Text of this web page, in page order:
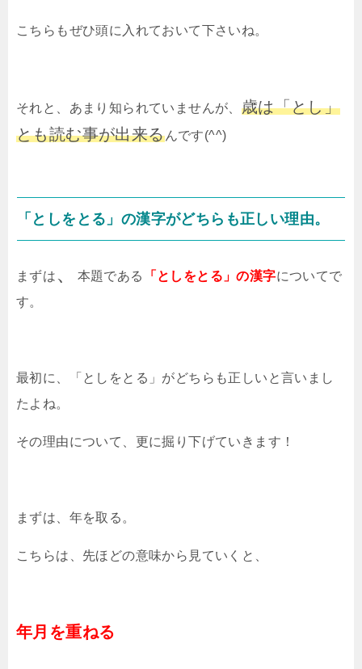
こちらもぜひ頭に入れておいて下さいね。
それと、あまり知られていませんが、 歳は「とし」
とも読む事が出来るんです(^^)
「としをとる」の漢字がどちらも正しい理由。
まずは、 本題である 「としをとる」の漢字についてで
す。
最初に、「としをとる」がどちらも正しいと言いまし
たよね。
その理由について、更に掘り下げていきます！
まずは、年を取る。
こちらは、先ほどの意味から見ていくと、
年月を重ねる